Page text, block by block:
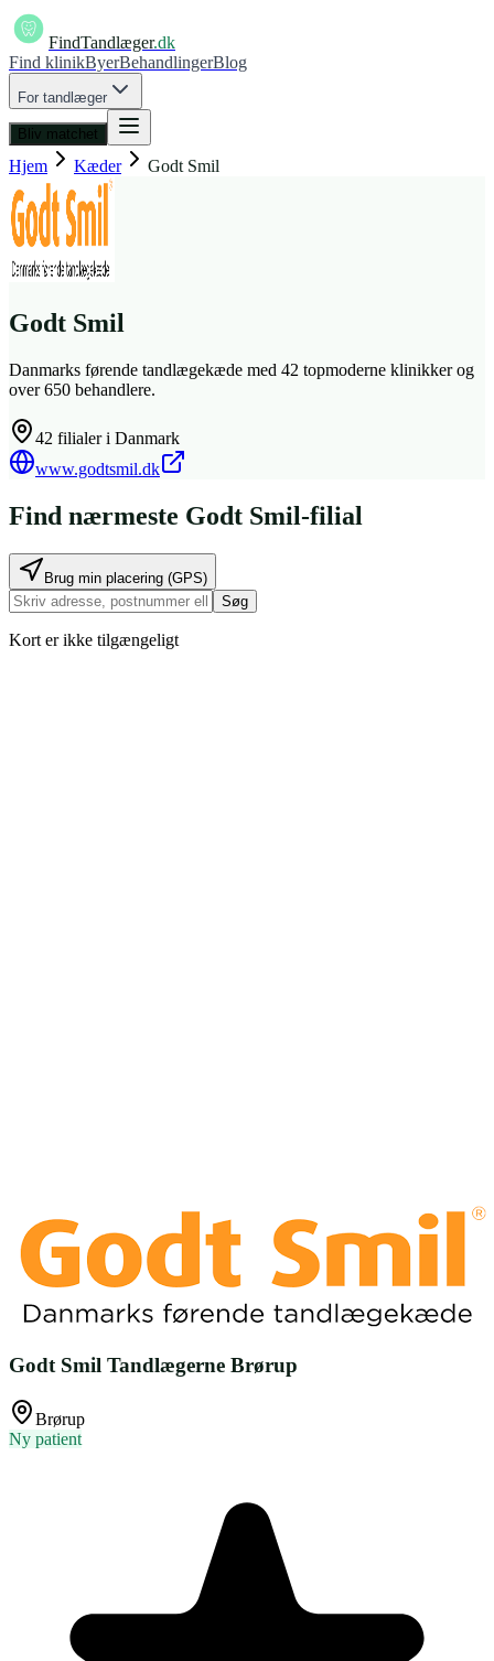
FindTandlæger.dk
Find klinikByerBehandlingerBlog
For tandlæger
Bliv matchet
Hjem Kæder Godt Smil
Godt Smil
Danmarks førende tandlægekæde med 42 topmoderne klinikker og
over 650 behandlere.
42 filialer i Danmark
www.godtsmil.dk
Find nærmeste Godt Smil-filial
Brug min placering (GPS)
Søg
Kort er ikke tilgængeligt
Godt Smil Tandlægerne Brørup
Brørup
Ny patient